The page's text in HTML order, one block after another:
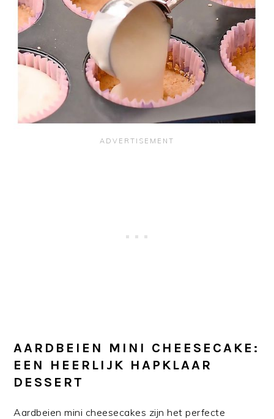
AARDBEIEN MINI CHEESECAKE:
EEN HEERLIJK HAPKLAAR
DESSERT
Aardbeien mini cheesecakes zijn het perfecte